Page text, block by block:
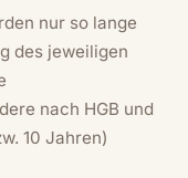
nur so lange
des jeweiligen
nach HGB und
10 Jahren)